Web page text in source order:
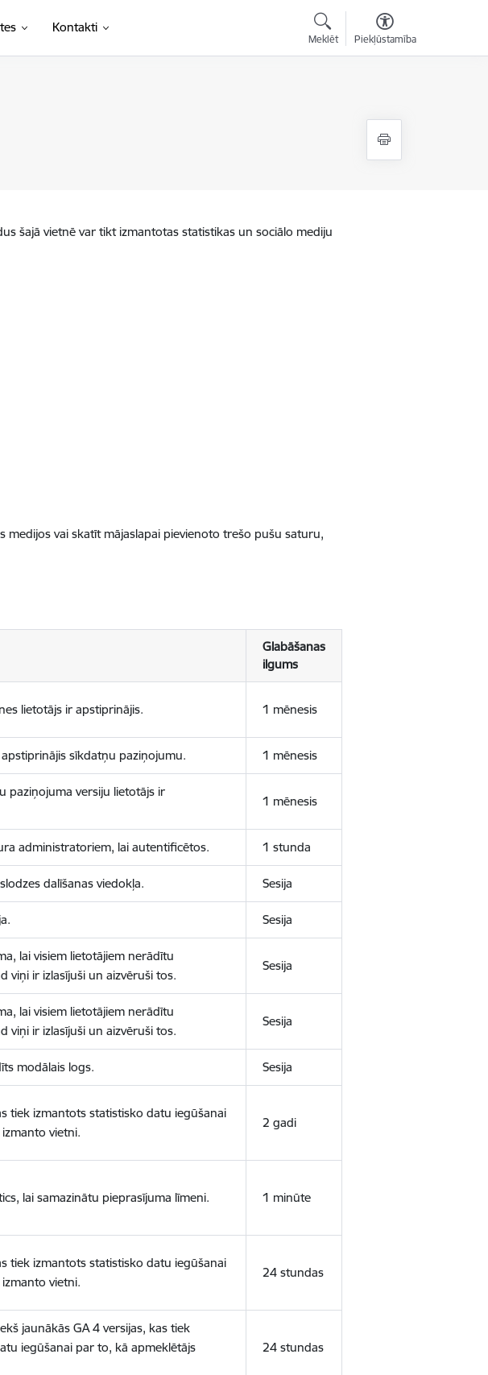
Kontakti
Meklēt Piekļūstamība
šajā vietnē var tikt izmantotas statistikas un sociālo mediju
medijos vai skatīt mājaslapai pievienoto trešo pušu saturu,
Glabāšanas
ilgums
lietotājs ir apstiprinājis. 1 mēnesis
sīkdatņu paziņojumu. 1 mēnesis
paziņojuma versiju lietotājs ir
1 mēnesis
administratoriem, lai autentificētos. 1 stunda
dalīšanas viedokļa. Sesija
Sesija
lai visiem lietotājiem nerādītu
viņi ir izlasījuši un aizvēruši tos.
Sesija
lai visiem lietotājiem nerādītu
viņi ir izlasījuši un aizvēruši tos.
Sesija
modālais logs. Sesija
tiek izmantots statistisko datu iegūšanai
vietni.
2 gadi
lai samazinātu pieprasījuma līmeni. 1 minūte
tiek izmantots statistisko datu iegūšanai
vietni.
24 stundas
jaunākās GA 4 versijas, kas tiek
iegūšanai par to, kā apmeklētājs
24 stundas